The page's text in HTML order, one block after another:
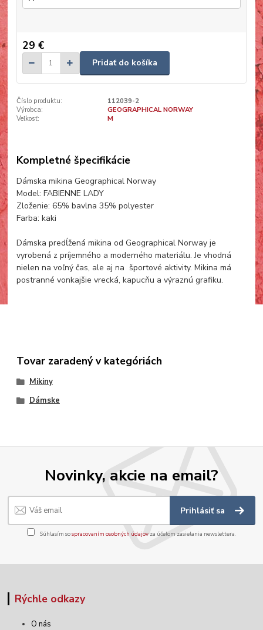
29 €
Pridať do košíka
Číslo produktu:
112039-2
Výrobca:
GEOGRAPHICAL NORWAY
Veľkosť:
M
Kompletné špecifikácie
Dámska mikina Geographical Norway
Model: FABIENNE LADY
Zloženie: 65% bavlna 35% polyester
Farba: kaki
Dámska predĺžená mikina od Geographical Norway je
vyrobená z príjemného a moderného materiálu. Je vhodná
nielen na voľný čas, ale aj na športové aktivity. Mikina má
postranné vonkajšie vrecká, kapucňu a výraznú grafiku.
Tovar zaradený v kategóriách
Mikiny
Dámske
Novinky, akcie na email?
Prihlásiť sa
Súhlasím sospracovaním osobných údajov za účelom zasielania newslettera.
Rýchle odkazy
O nás